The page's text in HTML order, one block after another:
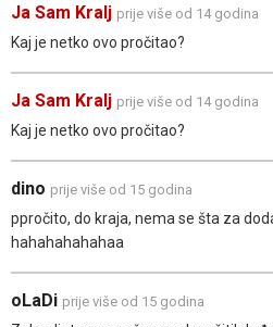
Ja Sam Kralj prije više od 14 godina
Kaj je netko ovo pročitao?
Ja Sam Kralj prije više od 14 godina
Kaj je netko ovo pročitao?
dino prije više od 15 godina
ppročito, do kraja, nema se šta za
hahahahahahaa
oLaDi prije više od 15 godina